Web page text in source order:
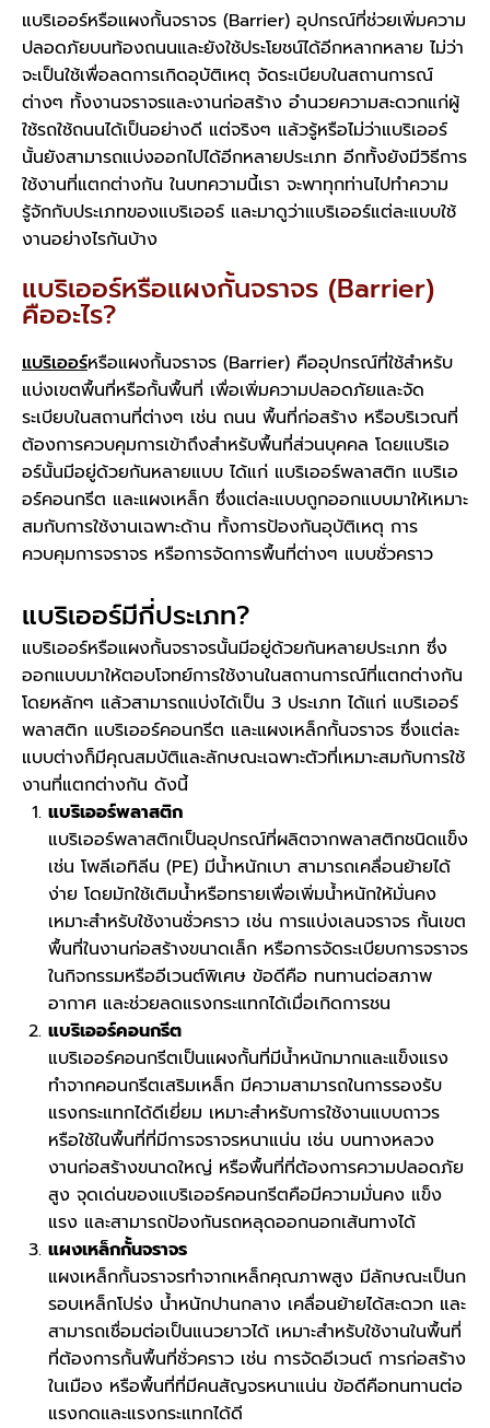
แบริเออร์หรือแผงกั้นจราจร (Barrier) อุปกรณ์ที่ช่วยเพิ่มความ
ปลอดภัยบนท้องถนนและยังใช้ประโยชน์ได้อีกหลากหลาย ไม่ว่า
จะเป็นใช้เพื่อลดการเกิดอุบัติเหตุ จัดระเบียบในสถานการณ์
ต่างๆ ทั้งงานจราจรและงานก่อสร้าง อำนวยความสะดวกแก่ผู้
ใช้รถใช้ถนนได้เป็นอย่างดี แต่จริงๆ แล้วรู้หรือไม่ว่าแบริเออร์
นั้นยังสามารถแบ่งออกไปได้อีกหลายประเภท อีกทั้งยังมีวิธีการ
ใช้งานที่แตกต่างกัน ในบทความนี้เรา จะพาทุกท่านไปทำความ
รู้จักกับประเภทของแบริเออร์ และมาดูว่าแบริเออร์แต่ละแบบใช้
งานอย่างไรกันบ้าง
แบริเออร์หรือแผงกั้นจราจร (Barrier)
คืออะไร?
แบริเออร์หรือแผงกั้นจราจร (Barrier) คืออุปกรณ์ที่ใช้สำหรับ
แบ่งเขตพื้นที่หรือกั้นพื้นที่ เพื่อเพิ่มความปลอดภัยและจัด
ระเบียบในสถานที่ต่างๆ เช่น ถนน พื้นที่ก่อสร้าง หรือบริเวณที่
ต้องการควบคุมการเข้าถึงสำหรับพื้นที่ส่วนบุคคล โดยแบริเอ
อร์นั้นมีอยู่ด้วยกันหลายแบบ ได้แก่ แบริเออร์พลาสติก แบริเอ
อร์คอนกรีต และแผงเหล็ก ซึ่งแต่ละแบบถูกออกแบบมาให้เหมาะ
สมกับการใช้งานเฉพาะด้าน ทั้งการป้องกันอุบัติเหตุ การ
ควบคุมการจราจร หรือการจัดการพื้นที่ต่างๆ แบบชั่วคราว
แบริเออร์มีกี่ประเภท?
แบริเออร์หรือแผงกั้นจราจรนั้นมีอยู่ด้วยกันหลายประเภท ซึ่ง
ออกแบบมาให้ตอบโจทย์การใช้งานในสถานการณ์ที่แตกต่างกัน
โดยหลักๆ แล้วสามารถแบ่งได้เป็น 3 ประเภท ได้แก่ แบริเออร์
พลาสติก แบริเออร์คอนกรีต และแผงเหล็กกั้นจราจร ซึ่งแต่ละ
แบบต่างก็มีคุณสมบัติและลักษณะเฉพาะตัวที่เหมาะสมกับการใช้
งานที่แตกต่างกัน ดังนี้
แบริเออร์พลาสติก
แบริเออร์พลาสติกเป็นอุปกรณ์ที่ผลิตจากพลาสติกชนิดแข็ง
เช่น โพลีเอทิลีน (PE) มีน้ำหนักเบา สามารถเคลื่อนย้ายได้
ง่าย โดยมักใช้เติมน้ำหรือทรายเพื่อเพิ่มน้ำหนักให้มั่นคง
เหมาะสำหรับใช้งานชั่วคราว เช่น การแบ่งเลนจราจร กั้นเขต
พื้นที่ในงานก่อสร้างขนาดเล็ก หรือการจัดระเบียบการจราจร
ในกิจกรรมหรืออีเวนต์พิเศษ ข้อดีคือ ทนทานต่อสภาพ
อากาศ และช่วยลดแรงกระแทกได้เมื่อเกิดการชน
แบริเออร์คอนกรีต
แบริเออร์คอนกรีตเป็นแผงกั้นที่มีน้ำหนักมากและแข็งแรง
ทำจากคอนกรีตเสริมเหล็ก มีความสามารถในการรองรับ
แรงกระแทกได้ดีเยี่ยม เหมาะสำหรับการใช้งานแบบถาวร
หรือใช้ในพื้นที่ที่มีการจราจรหนาแน่น เช่น บนทางหลวง
งานก่อสร้างขนาดใหญ่ หรือพื้นที่ที่ต้องการความปลอดภัย
สูง จุดเด่นของแบริเออร์คอนกรีตคือมีความมั่นคง แข็ง
แรง และสามารถป้องกันรถหลุดออกนอกเส้นทางได้
แผงเหล็กกั้นจราจร
แผงเหล็กกั้นจราจรทำจากเหล็กคุณภาพสูง มีลักษณะเป็นก
รอบเหล็กโปร่ง น้ำหนักปานกลาง เคลื่อนย้ายได้สะดวก และ
สามารถเชื่อมต่อเป็นแนวยาวได้ เหมาะสำหรับใช้งานในพื้นที่
ที่ต้องการกั้นพื้นที่ชั่วคราว เช่น การจัดอีเวนต์ การก่อสร้าง
ในเมือง หรือพื้นที่ที่มีคนสัญจรหนาแน่น ข้อดีคือทนทานต่อ
แรงกดและแรงกระแทกได้ดี